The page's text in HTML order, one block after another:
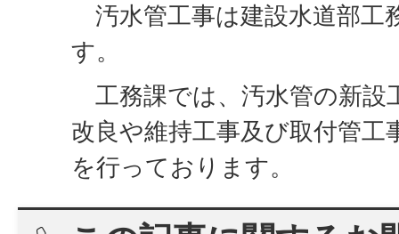
汚水管工事は建設水道部工
す。
工務課では、汚水管の新設
改良や維持工事及び取付管工
を行っております。